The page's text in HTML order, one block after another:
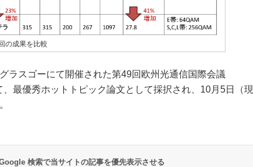
の成果を比較
ラスゴーにて開催された第49回欧州光通信国際会議
、最優秀ホットトピック論文として採択され、10月5日（現
検索で当サイトの記事を優先表示させる